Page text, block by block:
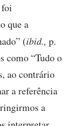
foi
que a
(ibid., p.
como “Tudo o
ao contrário
a referência
a